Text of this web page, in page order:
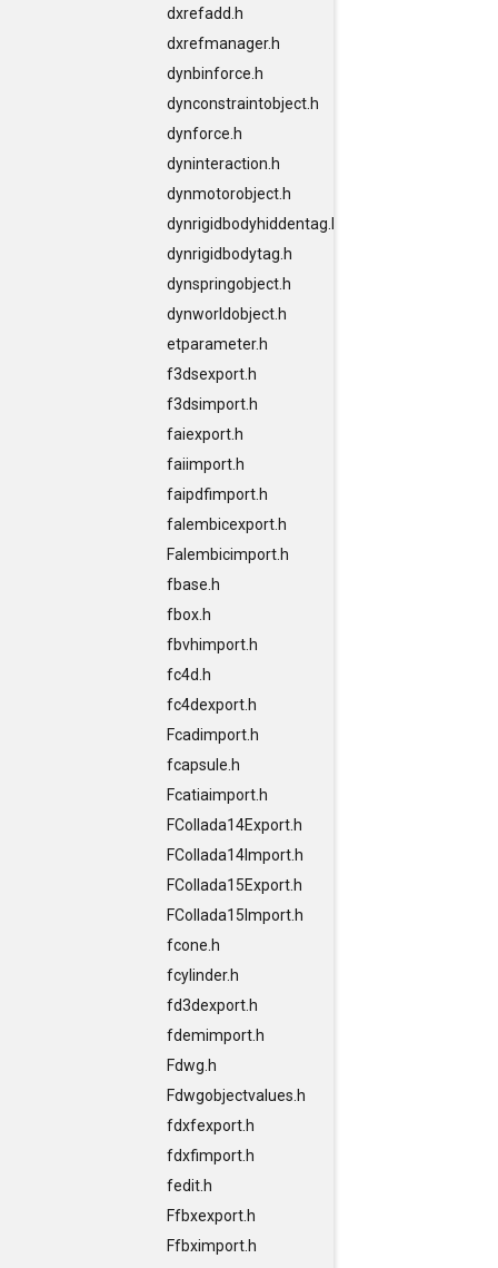
dxrefadd.h
dxrefmanager.h
dynbinforce.h
dynconstraintobject.h
dynforce.h
dyninteraction.h
dynmotorobject.h
dynrigidbodyhiddentag.h
dynrigidbodytag.h
dynspringobject.h
dynworldobject.h
etparameter.h
f3dsexport.h
f3dsimport.h
faiexport.h
faiimport.h
faipdfimport.h
falembicexport.h
Falembicimport.h
fbase.h
fbox.h
fbvhimport.h
fc4d.h
fc4dexport.h
Fcadimport.h
fcapsule.h
Fcatiaimport.h
FCollada14Export.h
FCollada14Import.h
FCollada15Export.h
FCollada15Import.h
fcone.h
fcylinder.h
fd3dexport.h
fdemimport.h
Fdwg.h
Fdwgobjectvalues.h
fdxfexport.h
fdxfimport.h
fedit.h
Ffbxexport.h
Ffbximport.h